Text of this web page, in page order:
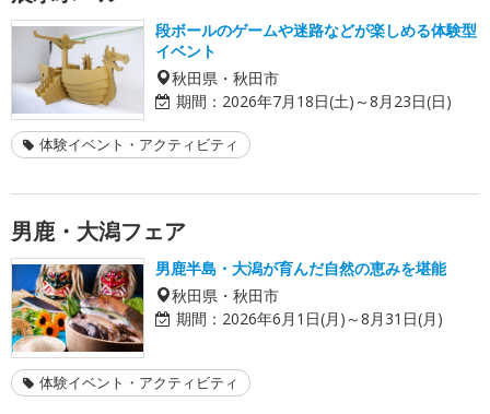
段ボールのゲームや迷路などが楽しめる体験型
イベント
秋田県・秋田市
期間： 2026年7月18日(土)～8月23日(日)
体験イベント・アクティビティ
男鹿・大潟フェア
男鹿半島・大潟が育んだ自然の恵みを堪能
秋田県・秋田市
期間： 2026年6月1日(月)～8月31日(月)
体験イベント・アクティビティ